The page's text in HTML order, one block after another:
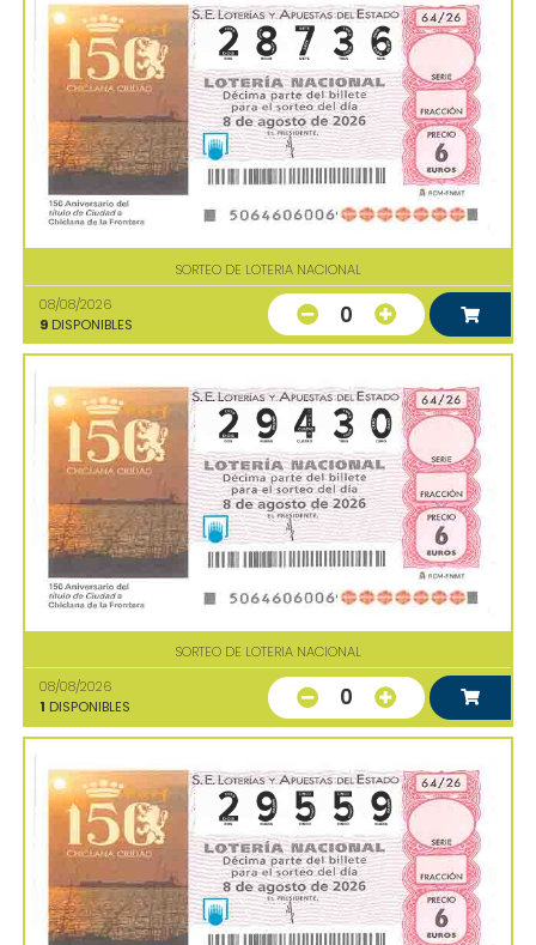
SORTEO DE LOTERIA NACIONAL
08/08/2026
9 DISPONIBLES 0
SORTEO DE LOTERIA NACIONAL
08/08/2026
1 DISPONIBLES 0